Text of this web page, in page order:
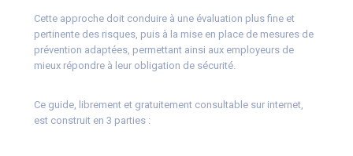
Cette approche doit conduire à une évaluation plus fine et
pertinente des risques, puis à la mise en place de mesures de
prévention adaptées, permettant ainsi aux employeurs de
mieux répondre à leur obligation de sécurité.
Ce guide, librement et gratuitement consultable sur internet,
est construit en 3 parties :